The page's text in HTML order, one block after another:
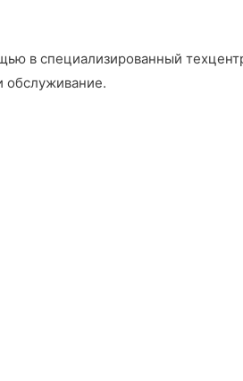
в специализированный
обслуживание.